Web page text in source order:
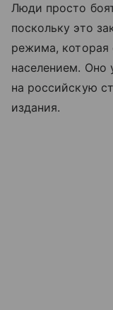
Люди просто
поскольку это
режима, которая
населением. Оно
на российскую
издания.